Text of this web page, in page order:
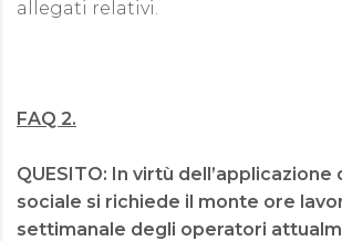
allegati relativi.
FAQ 2.
QUESITO: In virtù dell’applicazione
sociale si richiede il monte ore
settimanale degli operatori